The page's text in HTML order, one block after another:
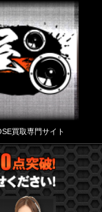
買取専門サイト